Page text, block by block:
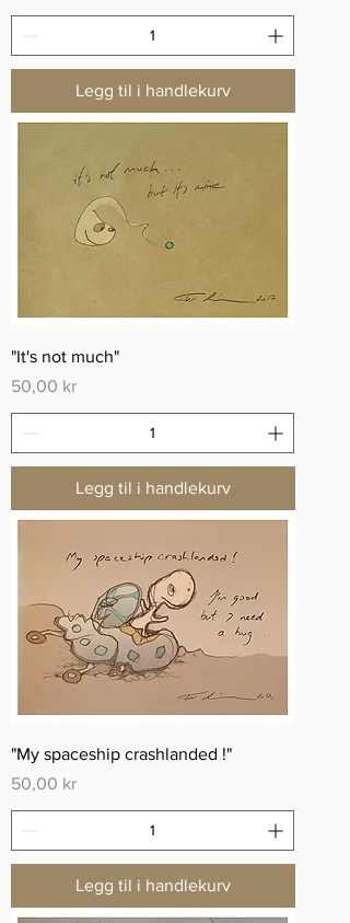
Legg til i handlekurv
"It's not much"
Pris
50,00 kr
Legg til i handlekurv
"My spaceship crashlanded !"
Pris
50,00 kr
Legg til i handlekurv